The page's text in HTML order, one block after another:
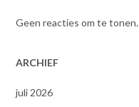
Geen reacties om te tonen.
ARCHIEF
juli 2026